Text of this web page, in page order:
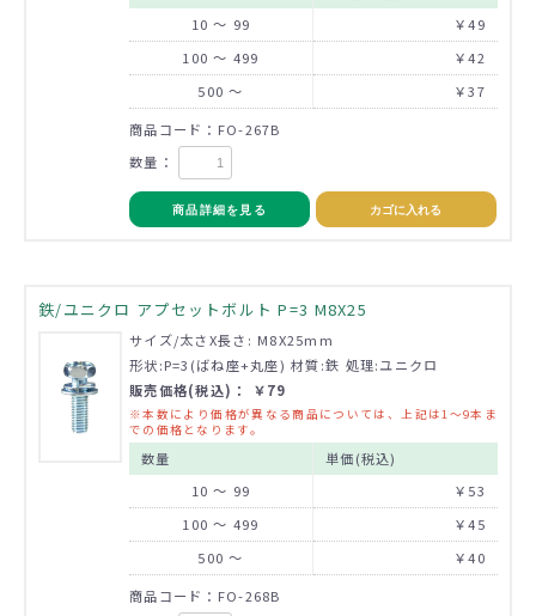
10 ～ 99
￥49
100 ～ 499
￥42
500 ～
￥37
商品コード：FO-267B
数量：
商品詳細を見る カゴに入れる
鉄/ユニクロ アプセットボルト P=3 M8X25
サイズ/太さX長さ: M8X25mm
形状:P=3(ばね座+丸座) 材質:鉄 処理:ユニクロ
販売価格(税込)： ￥79
※本数により価格が異なる商品については、上記は1～9本ま
での価格となります。
数量
単価(税込)
10 ～ 99
￥53
100 ～ 499
￥45
500 ～
￥40
商品コード：FO-268B